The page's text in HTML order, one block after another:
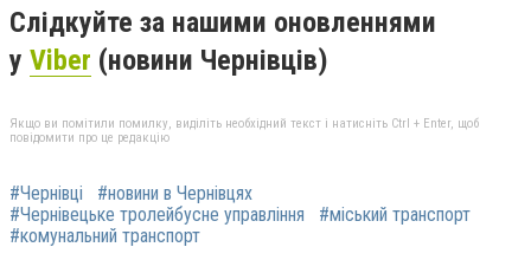
Слідкуйте за нашими оновленнями
у Viber (новини Чернівців)
Якщо ви помітили помилку, виділіть необхідний текст і натисніть Ctrl + Enter, щоб
повідомити про це редакцію
#Чернівці
#новини в Чернівцях
#Чернівецьке тролейбусне управління
#міський транспорт
#комунальний транспорт